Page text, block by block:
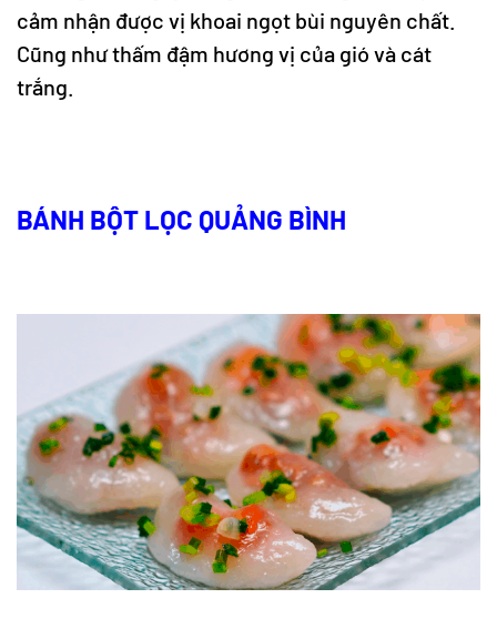
cảm nhận được vị khoai ngọt bùi nguyên chất.
Cũng như thấm đậm hương vị của gió và cát
trắng.
BÁNH BỘT LỌC QUẢNG BÌNH